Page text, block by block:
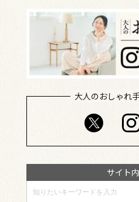
大人のおしゃれ
サイト